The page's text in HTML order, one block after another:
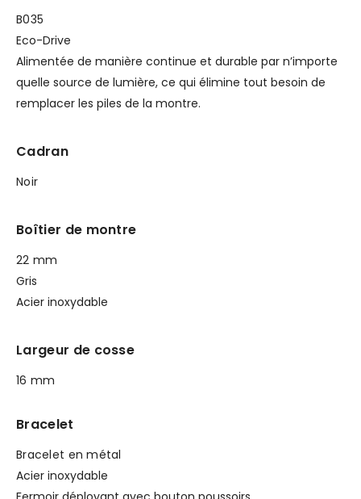
B035
Eco-Drive
Alimentée de manière continue et durable par n’importe
quelle source de lumière, ce qui élimine tout besoin de
remplacer les piles de la montre.
Cadran
Noir
Boîtier de montre
22 mm
Gris
Acier inoxydable
Largeur de cosse
16 mm
Bracelet
Bracelet en métal
Acier inoxydable